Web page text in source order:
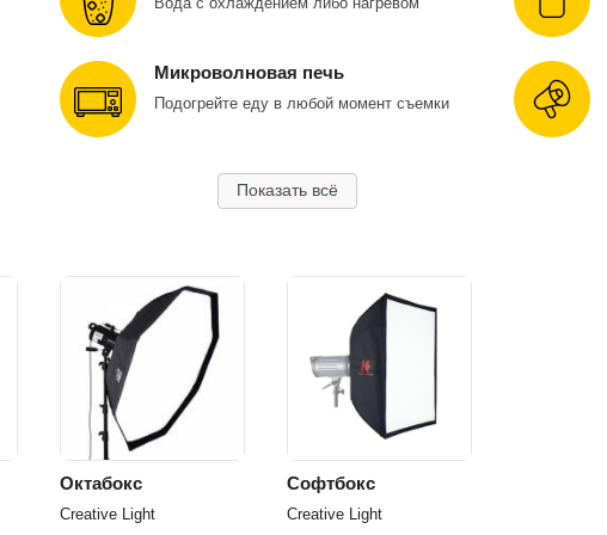
Микроволновая печь
Подогрейте еду в любой момент съемки
Показать всё
Октабокс
Creative Light
Софтбокс
Creative Light